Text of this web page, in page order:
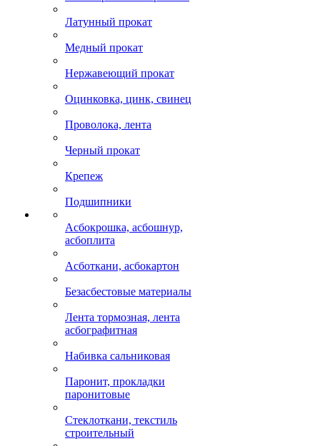
Латунный прокат
Медный прокат
Нержавеющий прокат
Оцинковка, цинк, свинец
Проволока, лента
Черный прокат
Крепеж
Подшипники
Асбокрошка, асбошнур,
асбоплита
Асботкани, асбокартон
Безасбестовые материалы
Лента тормозная, лента
асбографитная
Набивка сальниковая
Паронит, прокладки
паронитовые
Стеклоткани, текстиль
строительный